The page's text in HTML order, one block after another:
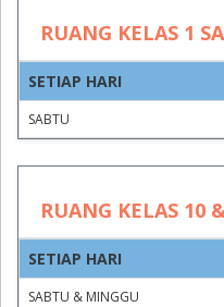
Group by
RUANG KELAS 1
SETIAP HARI
SABTU
RUANG KELAS 10
SETIAP HARI
SABTU & MINGGU